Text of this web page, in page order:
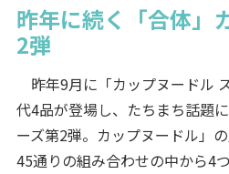
昨年に続く「合体」
2弾
昨年9月に「カップヌードル
代4品が登場し、たちまち話題
ーズ第2弾。カップヌードル」
45通りの組み合わせの中から4